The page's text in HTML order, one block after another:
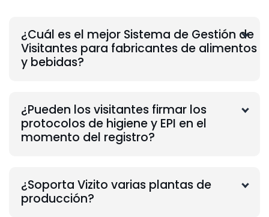
¿Cuál es el mejor Sistema de Gestión de
Visitantes para fabricantes de alimentos
y bebidas?
¿Pueden los visitantes firmar los
protocolos de higiene y EPI en el
momento del registro?
¿Soporta Vizito varias plantas de
producción?